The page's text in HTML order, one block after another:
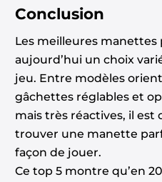
Conclusion
Les meilleures manettes
aujourd’hui un choix
jeu. Entre modèles
gâchettes réglables et
mais très réactives, il est
trouver une manette
façon de jouer.
Ce top 5 montre qu’en